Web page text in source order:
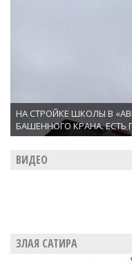
НА СТРОЙКЕ ШКОЛЫ В
БАШЕННОГО КРАНА. ЕСТЬ
ВИДЕО
ЗЛАЯ САТИРА